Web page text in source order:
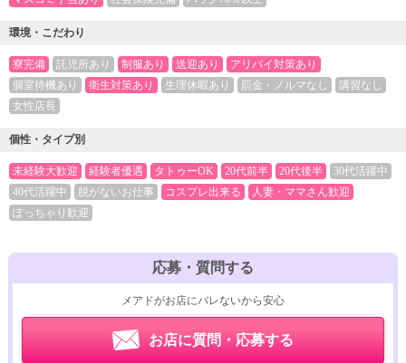
環境・こだわり
寮完備 託児所あり 制服あり 送迎あり
アリバイ対策あり
個室待機あり
衛生対策あり 生理休暇あり 罰金・ノルマなし
講習なし
女性店長
個性・タイプ別
未経験大歓迎 経験者優遇 タトゥーOK 20代前半 20代後半
30代活躍中
40代活躍中
脱がないお仕事 コスプレ出来る
人妻・ママさん歓迎
ぽっちゃり歓迎
応募・質問する
メアドがお店にバレないから安心
お店に質問・応募する